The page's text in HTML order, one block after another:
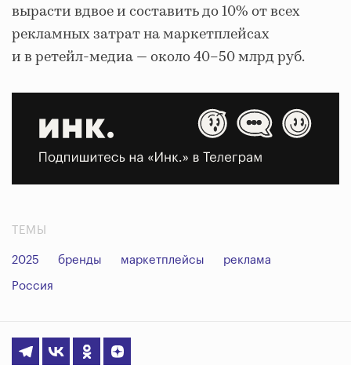
вырасти вдвое и составить до 10% от всех
рекламных затрат на маркетплейсах
и в ретейл-медиа — около 40–50 млрд руб.
ТЕМЫ
2025 бренды маркетплейсы реклама
Россия